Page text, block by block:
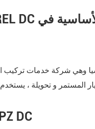
تتابع تيار متبقي من سلسلة ASJ
وهي شركة خدمات تركيب
عداد كهربائي ذكي قابل للبرمجة من سلسلة PZ DC